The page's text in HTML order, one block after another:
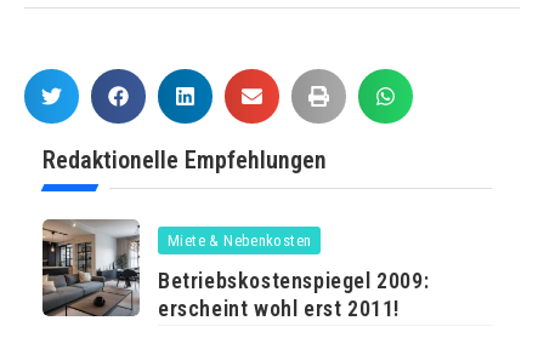
Redaktionelle Empfehlungen
Miete & Nebenkosten
Betriebskostenspiegel 2009:
erscheint wohl erst 2011!